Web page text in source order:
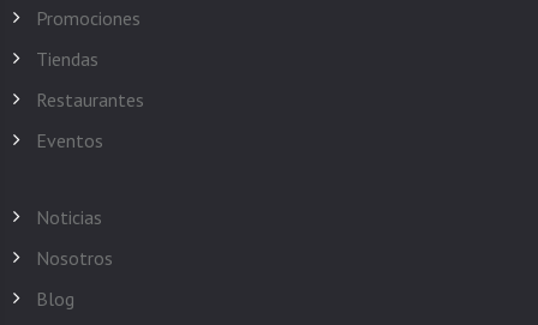
Promociones
Tiendas
Restaurantes
Eventos
Noticias
Nosotros
Blog